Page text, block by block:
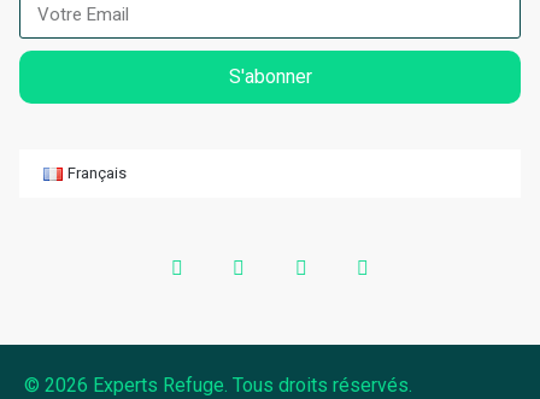
S'abonner
Français
© 2026 Experts Refuge. Tous droits réservés.